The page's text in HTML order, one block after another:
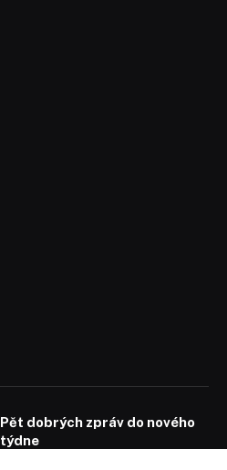
Pět dobrých zpráv do nového
týdne